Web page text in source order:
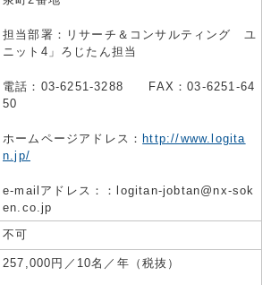
）
Gメンよろず相談室
担当部署：リサーチ＆コンサルティング ユ
ニット4」ろじたん担当
電話：03-6251-3288 FAX：03-6251-64
50
ホームページアドレス： http://www.logita
n.jp/
e-mailアドレス：：logitan-jobtan@nx-sok
en.co.jp
不可
257,000円／10名／年（税抜）